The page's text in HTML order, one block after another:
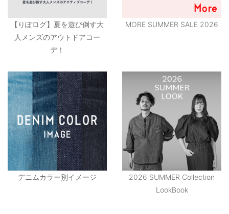
【りぽログ】夏を遊び倒す大
人メンズのアウトドアコー
デ！
MORE SUMMER SALE 2026
デニムカラー別イメージ
2026 SUMMER Collection
LookBook